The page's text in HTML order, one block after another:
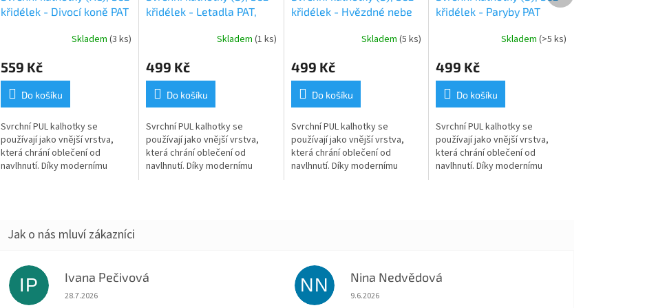
křidélek - Divocí koně PAT
Skladem (3 ks)
559 Kč
Do košíku
Svrchní PUL kalhotky se
používají jako vnější vrstva,
která chrání oblečení od
navlhnutí. Díky modernímu
křidélek - Letadla PAT,
Skladem (1 ks)
499 Kč
Do košíku
Svrchní PUL kalhotky se
používají jako vnější vrstva,
která chrání oblečení od
navlhnutí. Díky modernímu
křidélek - Hvězdné nebe
Skladem(5 ks)
499 Kč
Do košíku
Svrchní PUL kalhotky se
používají jako vnější vrstva,
která chrání oblečení od
navlhnutí. Díky modernímu
křidélek - Paryby PAT
Skladem (>5 ks)
499 Kč
Do košíku
Svrchní PUL kalhotky se
používají jako vnější vrstva,
která chrání oblečení od
navlhnutí. Díky modernímu
IP Ivana Pečivová
Hodnocení obchodu je 5 z 5 hvězdiček.
28.7.2026
NN Nina Nedvědová
Hodnocení obchodu je 5 z 5 hvězdiček.
9.6.2026